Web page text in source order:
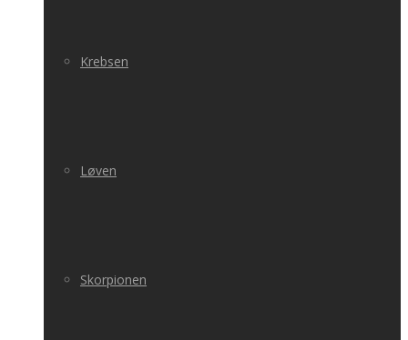
Krebsen
Løven
Skorpionen